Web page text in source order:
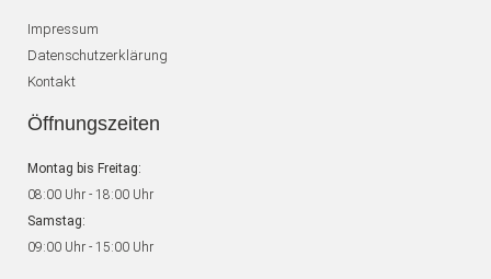
Impressum
Datenschutzerklärung
Kontakt
Öffnungszeiten
Montag bis Freitag:
08:00 Uhr - 18:00 Uhr
Samstag:
09:00 Uhr - 15:00 Uhr